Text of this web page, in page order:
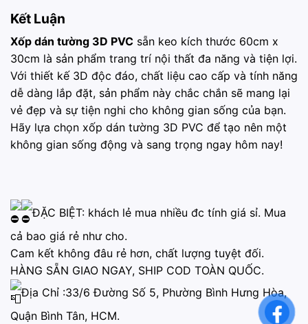
Kết Luận
Xốp dán tường 3D PVC sẵn keo kích thước 60cm x
30cm là sản phẩm trang trí nội thất đa năng và tiện lợi.
Với thiết kế 3D độc đáo, chất liệu cao cấp và tính năng
dễ dàng lắp đặt, sản phẩm này chắc chắn sẽ mang lại
vẻ đẹp và sự tiện nghi cho không gian sống của bạn.
Hãy lựa chọn xốp dán tường 3D PVC để tạo nên một
không gian sống động và sang trọng ngay hôm nay!
ĐẶC BIỆT: khách lẻ mua nhiều đc tính giá sỉ. Mua
cả bao giá rẻ như cho.
Cam kết không đâu rẻ hơn, chất lượng tuyệt đối.
HÀNG SẴN GIAO NGAY, SHIP COD TOÀN QUỐC.
Địa Chỉ :33/6 Đường Số 5, Phường Bình Hưng Hòa,
Quận Bình Tân, HCM.